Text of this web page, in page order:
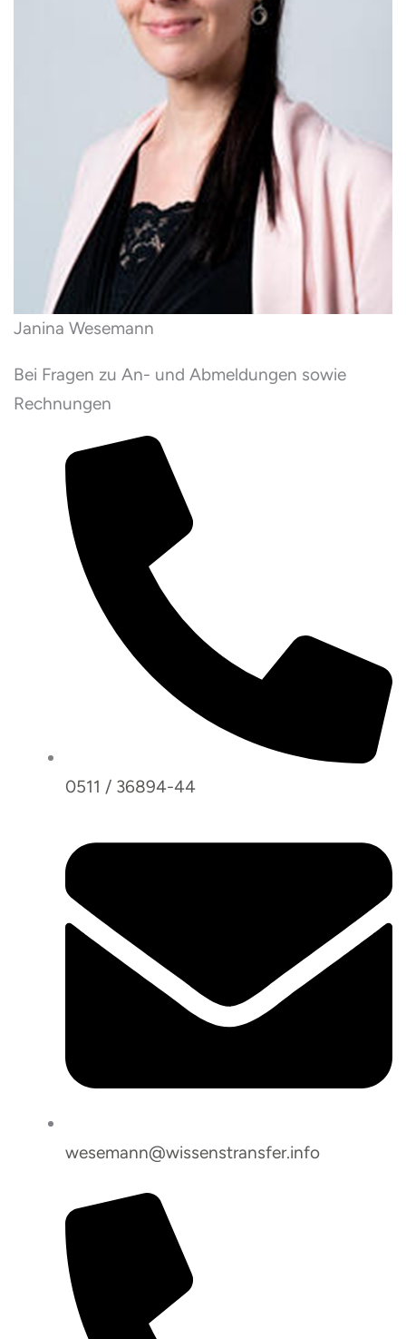
Janina Wesemann
Bei Fragen zu An- und Abmeldungen sowie
Rechnungen
0511 / 36894-44
wesemann@wissenstransfer.info